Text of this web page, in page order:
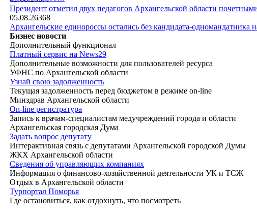
|
Президент отметил двух педагогов Архангельской области
05.08.26368
Архангельские единороссы остались без кандидата-одномандатника
Бизнес новости
Дополнительный функционал
Платный сервис на News29
Дополнительные возможности для пользователей ресурса
УФНС по Архангельской области
Узнай свою задолженность
Текущая задолженность перед бюджетом в режиме on-line
Минздрав Архангельской области
On-line регистратура
Запись к врачам-специалистам медучреждений города и области
Архангельская городская Дума
Задать вопрос депутату
Интерактивная связь с депутатами Архангельской городской Думы
ЖКХ Архангельской области
Сведения об управляющих компаниях
Информация о финансово-хозяйственной деятельности УК и ТСЖ
Отдых в Архангельской области
Турпортал Поморья
Где остановиться, как отдохнуть, что посмотреть